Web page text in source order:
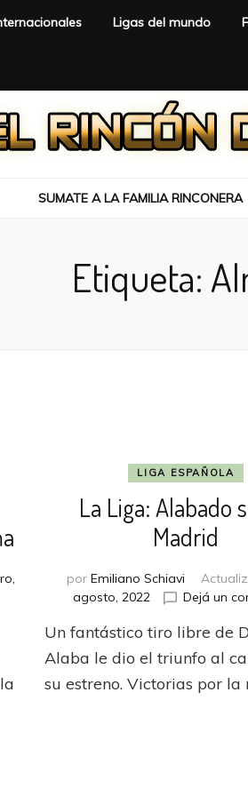
Ligas del mundo
SUMATE A LA FAMILIA RINCONERA
Etiqueta:
LIGA ESPAÑOLA
La Liga: Alabado
Madrid
porEmiliano Schiavi
agosto, 2022
Dejá un
Un fantástico tiro libre de
Alaba le dio el triunfo al
su estreno. Victorias por